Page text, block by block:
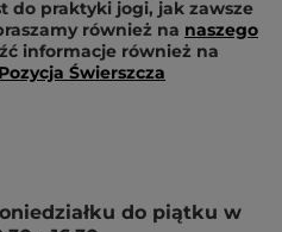
do praktyki jogi, jak zawsze
również na naszego
informacje również na
Pozycja Świerszcza
do piątku w